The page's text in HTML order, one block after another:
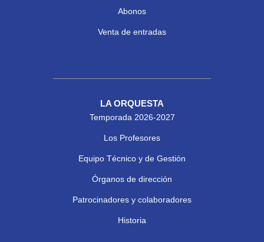
Abonos
Venta de entradas
LA ORQUESTA
Temporada 2026-2027
Los Profesores
Equipo Técnico y de Gestión
Órganos de dirección
Patrocinadores y colaboradores
Historia